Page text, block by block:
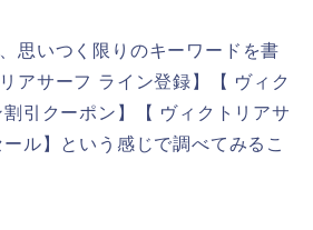
思いつく限りのキーワードを書
アサーフ ライン登録】【 ヴィク
割引クーポン】【 ヴィクトリアサ
ル】という感じで調べてみるこ